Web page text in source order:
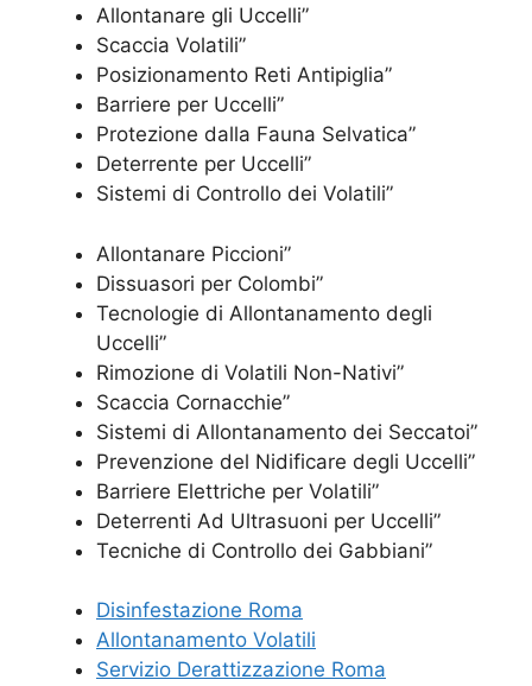
Allontanare gli Uccelli”
Scaccia Volatili”
Posizionamento Reti Antipiglia”
Barriere per Uccelli”
Protezione dalla Fauna Selvatica”
Deterrente per Uccelli”
Sistemi di Controllo dei Volatili”
Allontanare Piccioni”
Dissuasori per Colombi”
Tecnologie di Allontanamento degli
Uccelli”
Rimozione di Volatili Non-Nativi”
Scaccia Cornacchie”
Sistemi di Allontanamento dei Seccatoi”
Prevenzione del Nidificare degli Uccelli”
Barriere Elettriche per Volatili”
Deterrenti Ad Ultrasuoni per Uccelli”
Tecniche di Controllo dei Gabbiani”
Disinfestazione Roma
Allontanamento Volatili
Servizio Derattizzazione Roma